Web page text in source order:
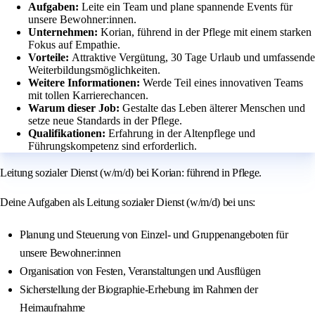
Aufgaben: Leite ein Team und plane spannende Events für
unsere Bewohner:innen.
Unternehmen: Korian, führend in der Pflege mit einem starken
Fokus auf Empathie.
Vorteile: Attraktive Vergütung, 30 Tage Urlaub und umfassende
Weiterbildungsmöglichkeiten.
Weitere Informationen: Werde Teil eines innovativen Teams
mit tollen Karrierechancen.
Warum dieser Job: Gestalte das Leben älterer Menschen und
setze neue Standards in der Pflege.
Qualifikationen: Erfahrung in der Altenpflege und
Führungskompetenz sind erforderlich.
Leitung sozialer Dienst (w/m/d) bei Korian: führend in Pflege.
Deine Aufgaben als Leitung sozialer Dienst (w/m/d) bei uns:
Planung und Steuerung von Einzel- und Gruppenangeboten für
unsere Bewohner:innen
Organisation von Festen, Veranstaltungen und Ausflügen
Sicherstellung der Biographie-Erhebung im Rahmen der
Heimaufnahme